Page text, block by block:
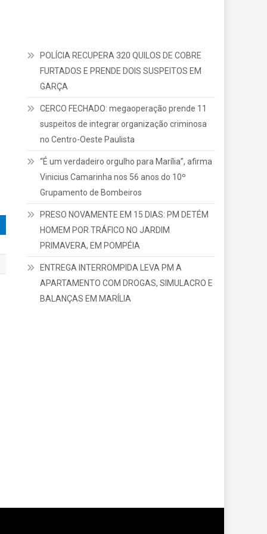
POLÍCIA RECUPERA 320 QUILOS DE COBRE
FURTADOS E PRENDE DOIS SUSPEITOS EM
GARÇA
CERCO FECHADO: megaoperação prende 11
suspeitos de integrar organização criminosa
no Centro-Oeste Paulista
“É um verdadeiro orgulho para Marília”, afirma
Vinicius Camarinha nos 56 anos do 10º
Grupamento de Bombeiros
PRESO NOVAMENTE EM 15 DIAS: PM DETÉM
HOMEM POR TRÁFICO NO JARDIM
PRIMAVERA, EM POMPÉIA
ENTREGA INTERROMPIDA LEVA PM A
APARTAMENTO COM DROGAS, SIMULACRO E
BALANÇAS EM MARÍLIA